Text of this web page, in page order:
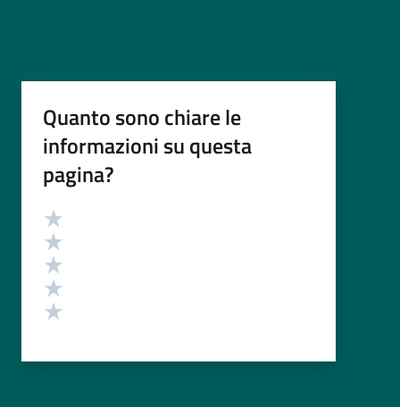
Quanto sono chiare le
informazioni su questa
pagina?
Valutazione